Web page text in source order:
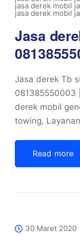
jasa derek mobil
jasa derek mobil
Jasa
Jasa derek Tb
081385550003
derek mobil
towing,
Read more
30 Maret 2020